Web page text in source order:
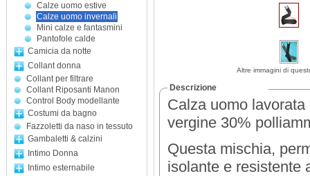
Calze uomo estive
Calze uomo invernali
Mini calze e fantasmini
Pantofole calde
Camicia da notte
Collant donna
Collant per filtrare
Collant Riposanti Manon
Control Body modellante
Costumi da bagno
Fazzoletti da naso in tessuto
Gambaletti & calzini
Intimo Donna
Intimo esternabile
Altre immagini di
Descrizione
Calza uomo
vergine 30%
Questa mischia,
isolante e resistente